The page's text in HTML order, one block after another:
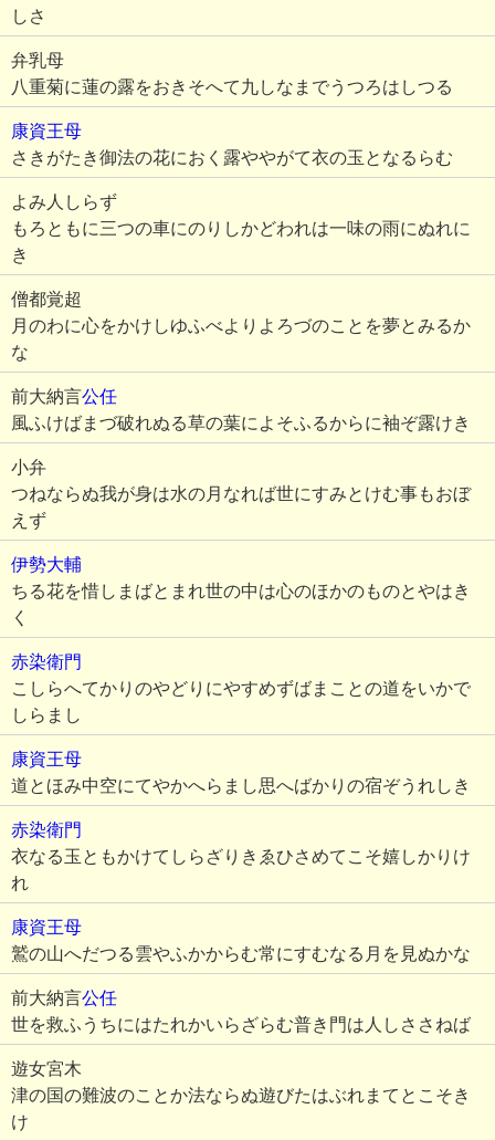
しさ
弁乳母
八重菊に蓮の露をおきそへて九しなまでうつろはしつる
康資王母
さきがたき御法の花におく露ややがて衣の玉となるらむ
よみ人しらず
もろともに三つの車にのりしかどわれは一味の雨にぬれに
き
僧都覚超
月のわに心をかけしゆふべよりよろづのことを夢とみるか
な
前大納言公任
風ふけばまづ破れぬる草の葉によそふるからに袖ぞ露けき
小弁
つねならぬ我が身は水の月なれば世にすみとけむ事もおぼ
えず
伊勢大輔
ちる花を惜しまばとまれ世の中は心のほかのものとやはき
く
赤染衛門
こしらへてかりのやどりにやすめずばまことの道をいかで
しらまし
康資王母
道とほみ中空にてやかへらまし思へばかりの宿ぞうれしき
赤染衛門
衣なる玉ともかけてしらざりきゑひさめてこそ嬉しかりけ
れ
康資王母
鷲の山へだつる雲やふかからむ常にすむなる月を見ぬかな
前大納言公任
世を救ふうちにはたれかいらざらむ普き門は人しささねば
遊女宮木
津の国の難波のことか法ならぬ遊びたはぶれまてとこそき
け